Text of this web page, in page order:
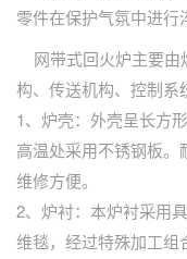
零件在保护气氛中进行
网带式回火炉主要由
构、传送机构、控制系
1、炉壳：外壳呈长方
高温处采用不锈钢板。
维修方便。
2、炉衬：本炉衬采用
维毯，经过特殊加工